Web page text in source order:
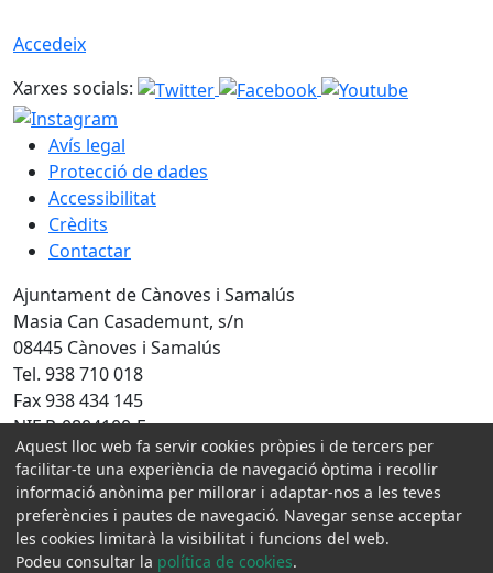
Accedeix
Xarxes socials:
Avís legal
Protecció de dades
Accessibilitat
Crèdits
Contactar
Ajuntament de Cànoves i Samalús
Masia Can Casademunt, s/n
08445 Cànoves i Samalús
Tel. 938 710 018
Fax 938 434 145
NIF P-0804100-F
Amb la col·laboració de:
Aquest lloc web fa servir cookies pròpies i de tercers per
facilitar-te una experiència de navegació òptima i recollir
informació anònima per millorar i adaptar-nos a les teves
preferències i pautes de navegació. Navegar sense acceptar
les cookies limitarà la visibilitat i funcions del web.
Podeu consultar la política de cookies.